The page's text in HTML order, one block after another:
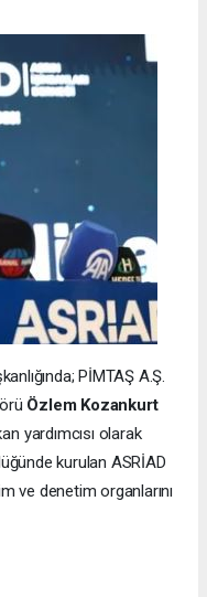
PİMTAŞ A.Ş.
Özlem Kozankurt
yardımcısı olarak
kurulan ASRİAD
ve denetim organlarını